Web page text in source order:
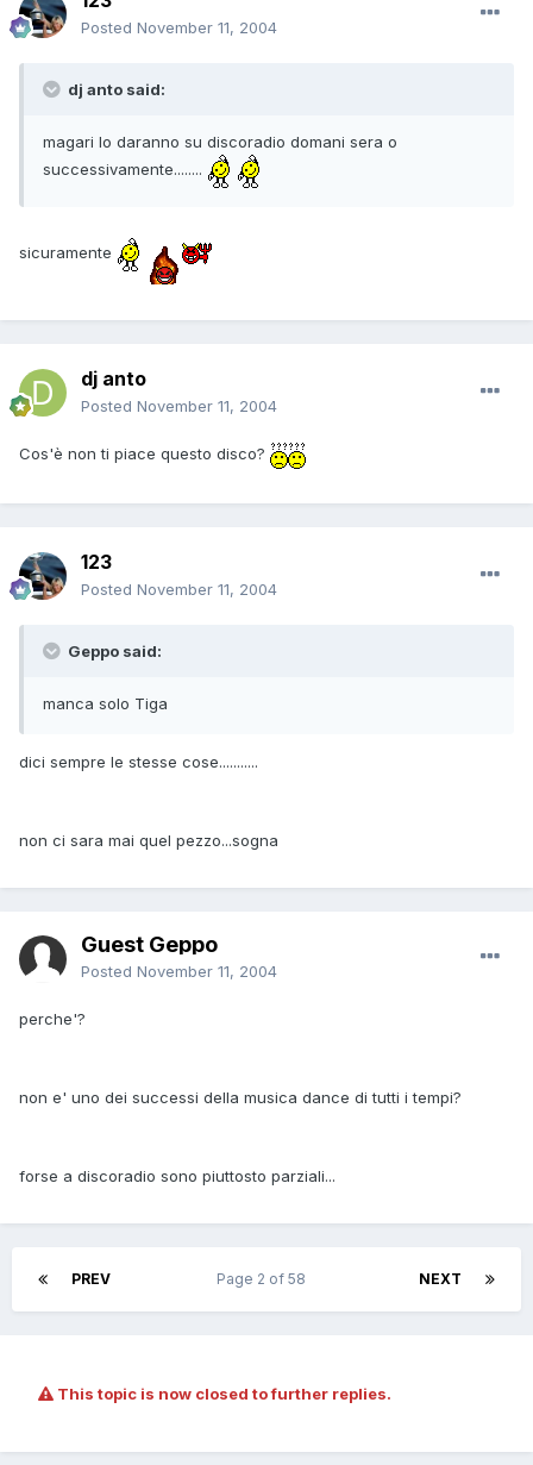
Posted November 11, 2004
dj anto said:
magari lo daranno su discoradio domani sera o
successivamente........
sicuramente
dj anto
Posted November 11, 2004
Cos'è non ti piace questo disco?
123
Posted November 11, 2004
Geppo said:
manca solo Tiga
dici sempre le stesse cose...........
non ci sara mai quel pezzo...sogna
Guest Geppo
Posted November 11, 2004
perche'?
non e' uno dei successi della musica dance di tutti i tempi?
forse a discoradio sono piuttosto parziali...
PREV NEXT
Page 2 of 58
This topic is now closed to further replies.